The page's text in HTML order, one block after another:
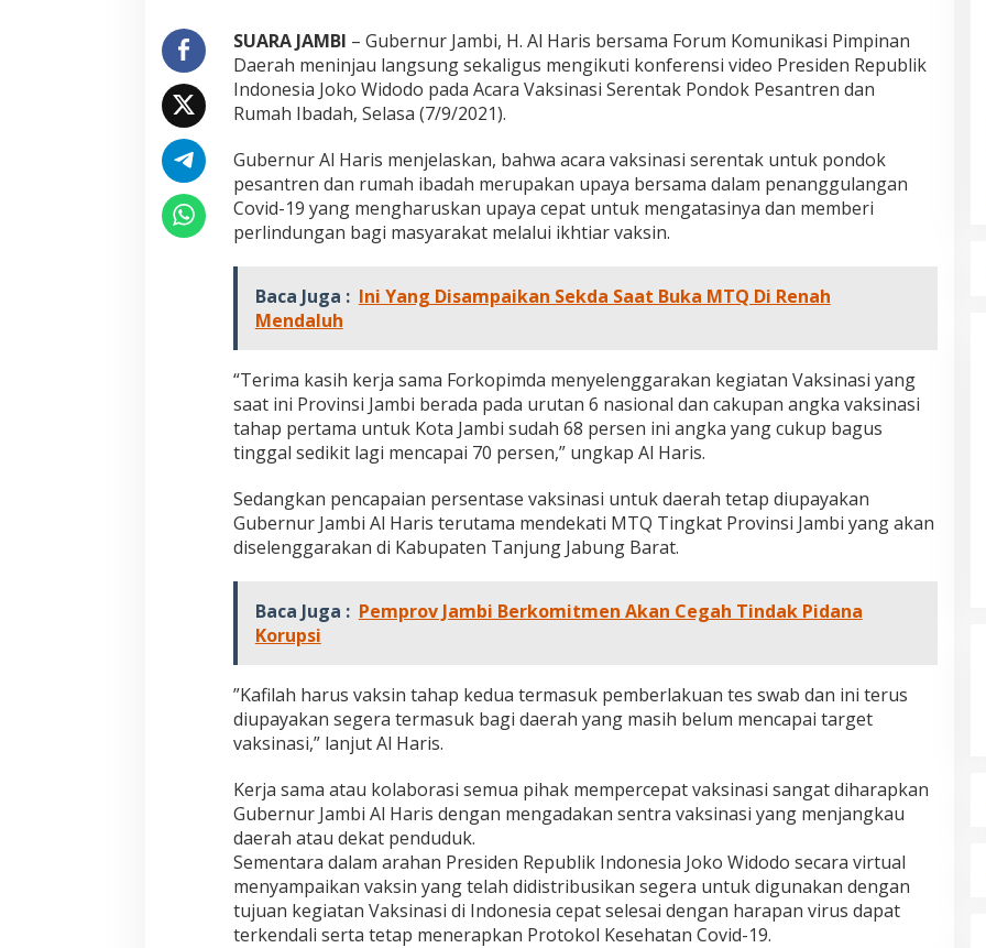
i
L
i
n
d
n
g
i
W
a
a
SUARA JAMBI – Gubernur Jambi, H. Al Haris bersama Forum Komunikasi Pimpinan
Daerah meninjau langsung sekaligus mengikuti konferensi video Presiden Republik
Indonesia Joko Widodo pada Acara Vaksinasi Serentak Pondok Pesantren dan
Rumah Ibadah, Selasa (7/9/2021).
Gubernur Al Haris menjelaskan, bahwa acara vaksinasi serentak untuk pondok
pesantren dan rumah ibadah merupakan upaya bersama dalam penanggulangan
Covid-19 yang mengharuskan upaya cepat untuk mengatasinya dan memberi
perlindungan bagi masyarakat melalui ikhtiar vaksin.
Baca Juga : Ini Yang Disampaikan Sekda Saat Buka MTQ Di Renah
Mendaluh
“Terima kasih kerja sama Forkopimda menyelenggarakan kegiatan Vaksinasi yang
saat ini Provinsi Jambi berada pada urutan 6 nasional dan cakupan angka vaksinasi
tahap pertama untuk Kota Jambi sudah 68 persen ini angka yang cukup bagus
tinggal sedikit lagi mencapai 70 persen,” ungkap Al Haris.
Sedangkan pencapaian persentase vaksinasi untuk daerah tetap diupayakan
Gubernur Jambi Al Haris terutama mendekati MTQ Tingkat Provinsi Jambi yang akan
diselenggarakan di Kabupaten Tanjung Jabung Barat.
Baca Juga : Pemprov Jambi Berkomitmen Akan Cegah Tindak Pidana
Korupsi
”Kafilah harus vaksin tahap kedua termasuk pemberlakuan tes swab dan ini terus
diupayakan segera termasuk bagi daerah yang masih belum mencapai target
vaksinasi,” lanjut Al Haris.
Kerja sama atau kolaborasi semua pihak mempercepat vaksinasi sangat diharapkan
Gubernur Jambi Al Haris dengan mengadakan sentra vaksinasi yang menjangkau
daerah atau dekat penduduk.
Sementara dalam arahan Presiden Republik Indonesia Joko Widodo secara virtual
menyampaikan vaksin yang telah didistribusikan segera untuk digunakan dengan
tujuan kegiatan Vaksinasi di Indonesia cepat selesai dengan harapan virus dapat
terkendali serta tetap menerapkan Protokol Kesehatan Covid-19.
Jejak 69 Tahun dan Manifesto
Pembaharuan di Era Al Haris – Sani
Di DAERAH, INFORMASI, JAMBI, OPINI DAN ARTIKEL,
Kinerja Terukur dan Dampak
Nyata: Mengapa Al Haris Disebut
2025